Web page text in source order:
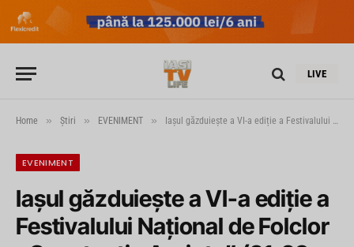
LIVE
Home » Știri » EVENIMENT » Iașul găzduiește a VI-a ediție a Festivalului Național de Folclor „Constantin Arvinte” (21-23 mai)
EVENIMENT
Iașul găzduiește a VI-a ediție a
Festivalului Național de Folclor